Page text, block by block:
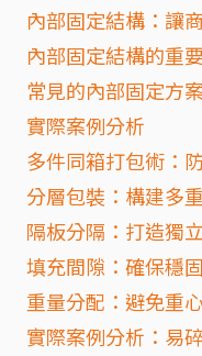
內部固定結構：讓
內部固定結構的重
常見的內部固定方案
實際案例分析
多件同箱打包術：
分層包裝：構建多
隔板分隔：打造獨
填充間隙：確保穩
重量分配：避免重
實際案例分析：易